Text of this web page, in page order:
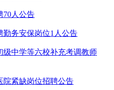
70人公告
勤务安保岗位1人公告
级中学等六校补充考调教师
院紧缺岗位招聘公告